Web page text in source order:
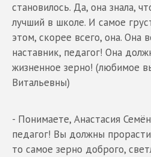
становилось. Да, она знала,
лучший в школе. И самое
этом, скорее всего, она. Она
наставник, педагог! Она
жизненное зерно! (любимое
Витальевны)
- Понимаете, Анастасия
педагог! Вы должны
то самое зерно доброго,